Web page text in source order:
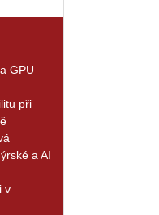
GPU
při
a AI
v